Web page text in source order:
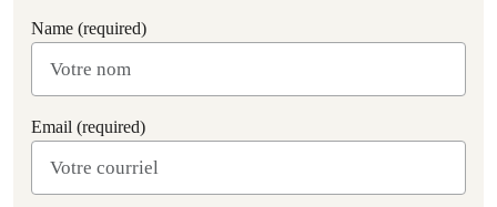
Name (required)
Email (required)